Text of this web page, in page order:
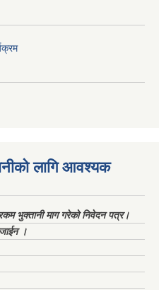
लागि आवश्यक
भुक्तानी माग गरेको निवेदन पत्र।
।